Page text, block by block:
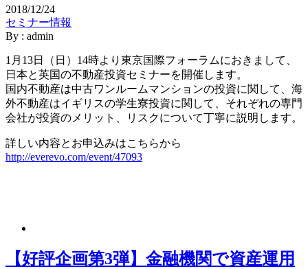
2018/12/24
セミナー情報
By : admin
1月13日（日）14時より東京国際フォーラムにおきまして、
日本と英国の不動産投資セミナーを開催します。
国内不動産は中古ワンルームマンションの投資に関して、海
外不動産はイギリスの学生寮投資に関して、それぞれの専門
会社が投資のメリット、リスクについて丁寧に説明します。
詳しい内容とお申込みはこちらから
http://everevo.com/event/47093
【好評企画第3弾】金融機関で資産運用